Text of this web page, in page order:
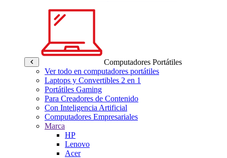
Computadores Portátiles
Ver todo en computadores portátiles
Laptops y Convertibles 2 en 1
Portátiles Gaming
Para Creadores de Contenido
Con Inteligencia Artificial
Computadores Empresariales
Marca
HP
Lenovo
Acer